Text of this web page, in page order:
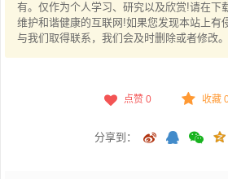
有。仅作为个人学习、研究以及欣赏!请在下
维护和谐健康的互联网!如果您发现本站上有
与我们取得联系，我们会及时删除或者修改。
点赞 0 收藏
分享到：